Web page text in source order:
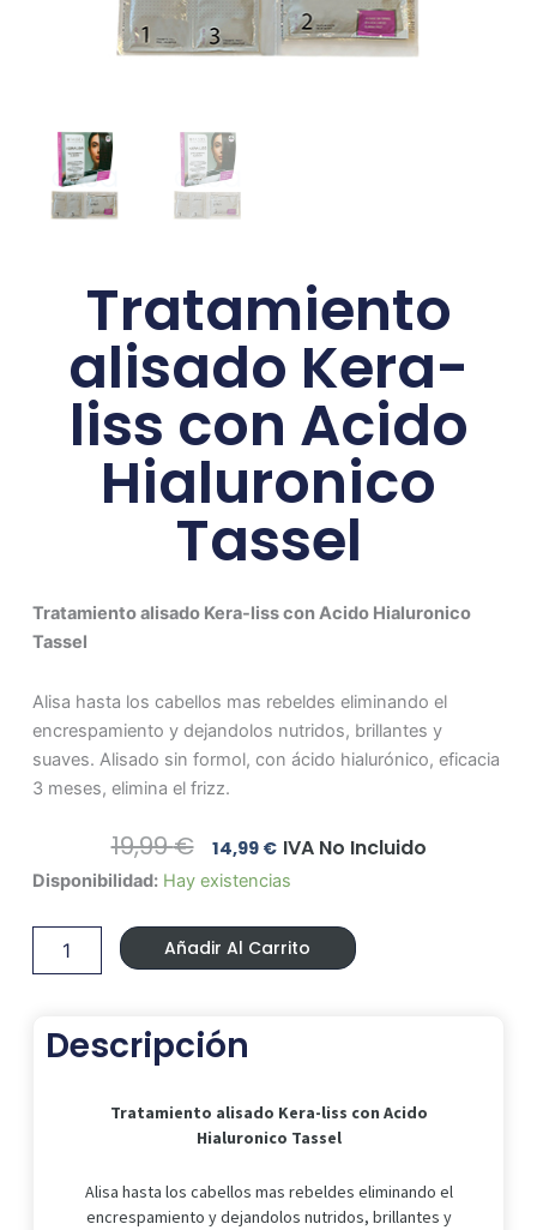
Tratamiento
alisado Kera-
liss con Acido
Hialuronico
Tassel
Tratamiento alisado Kera-liss con Acido Hialuronico
Tassel
Alisa hasta los cabellos mas rebeldes eliminando el
encrespamiento y dejandolos nutridos, brillantes y
suaves. Alisado sin formol, con ácido hialurónico, eficacia
3 meses, elimina el frizz.
19,99€ El
Precio
Original
Era:
19,99 €.
14,99 €El
Precio
Actual
Es:
14,99 €.
IVA No Incluido
Disponibilidad: Hay existencias
Tratamiento
Kera-
con
Tassel
Añadir Al Carrito
Descripción
Tratamiento alisado Kera-liss con Acido
Hialuronico Tassel
Alisa hasta los cabellos mas rebeldes eliminando el
encrespamiento y dejandolos nutridos, brillantes y